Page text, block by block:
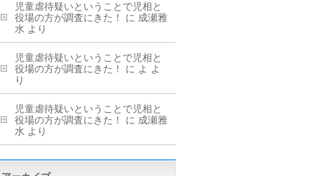
児童虐待疑いということで児相と
役場の方が調査にきた！
に 成瀬雅
水 より
児童虐待疑いということで児相と
役場の方が調査にきた！
に よ よ
り
児童虐待疑いということで児相と
役場の方が調査にきた！
に 成瀬雅
水 より